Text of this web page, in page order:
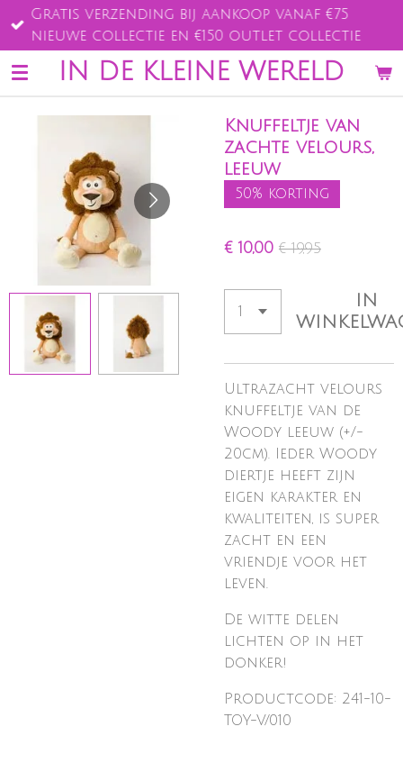
Ga
direct
naar
de
IN DE KLEINE WERELD
Gratis verzending bij aankoop vanaf €75
nieuwe collectie en €150 outlet collectie
Knuffeltje van
zachte velours,
leeuw
50% korting
€ 10,00 € 19,95
IN
Ultrazacht velours
knuffeltje van de
Woody leeuw (+/-
20cm). Ieder Woody
diertje heeft zijn
eigen karakter en
kwaliteiten, is super
zacht en een
vriendje voor het
leven.
De witte delen
lichten op in het
donker!
Productcode: 241-10-
TOY-V/010